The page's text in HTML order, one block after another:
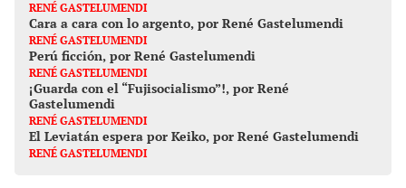
RENÉ GASTELUMENDI
Cara a cara con lo argento, por René Gastelumendi
RENÉ GASTELUMENDI
Perú ficción, por René Gastelumendi
RENÉ GASTELUMENDI
¡Guarda con el “Fujisocialismo”!, por René
Gastelumendi
RENÉ GASTELUMENDI
El Leviatán espera por Keiko, por René Gastelumendi
RENÉ GASTELUMENDI